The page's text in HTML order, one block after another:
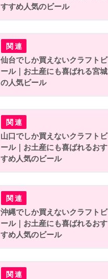
すすめ人気のビール
仙台でしか買えないクラフトビ
ール｜お土産にも喜ばれる宮城
の人気ビール
山口でしか買えないクラフトビ
ール｜お土産にも喜ばれるおす
すめ人気のビール
沖縄でしか買えないクラフトビ
ール｜お土産にも喜ばれるおす
すめ人気のビール